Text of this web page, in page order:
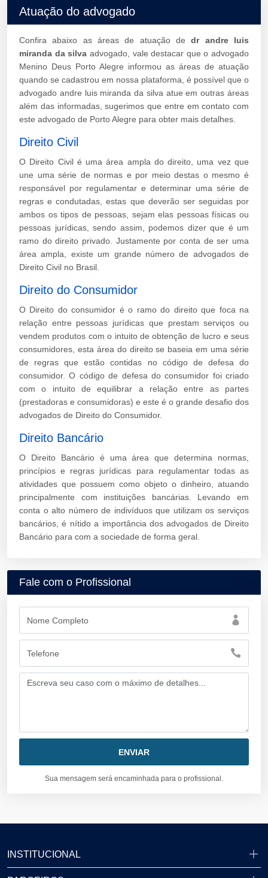
Atuação do advogado
Confira abaixo as áreas de atuação dedr andre luis
miranda da silva advogado, vale destacar que o advogado
Menino Deus Porto Alegre informou as áreas de atuação
quando se cadastrou em nossa plataforma, é possível que o
advogado andre luis miranda da silva atue em outras áreas
além das informadas, sugerimos que entre em contato com
este advogado de Porto Alegre para obter mais detalhes.
Direito Civil
O Direito Civil é uma área ampla do direito, uma vez que
une uma série de normas e por meio destas o mesmo é
responsável por regulamentar e determinar uma série de
regras e condutadas, estas que deverão ser seguidas por
ambos os tipos de pessoas, sejam elas pessoas físicas ou
pessoas jurídicas, sendo assim, podemos dizer que é um
ramo do direito privado. Justamente por conta de ser uma
área ampla, existe um grande número de advogados de
Direito Civil no Brasil.
Direito do Consumidor
O Direito do consumidor é o ramo do direito que foca na
relação entre pessoas jurídicas que prestam serviços ou
vendem produtos com o intuito de obtenção de lucro e seus
consumidores, esta área do direito se baseia em uma série
de regras que estão contidas no código de defesa do
consumidor. O código de defesa do consumidor foi criado
com o intuito de equilibrar a relação entre as partes
(prestadoras e consumidoras) e este é o grande desafio dos
advogados de Direito do Consumidor.
Direito Bancário
O Direito Bancário é uma área que determina normas,
princípios e regras jurídicas para regulamentar todas as
atividades que possuem como objeto o dinheiro, atuando
principalmente com instituições bancárias. Levando em
conta o alto número de indivíduos que utilizam os serviços
bancários, é nítido a importância dos advogados de Direito
Bancário para com a sociedade de forma geral.
Fale com o Profissional
Sua mensagem será encaminhada para o profissional.
INSTITUCIONAL